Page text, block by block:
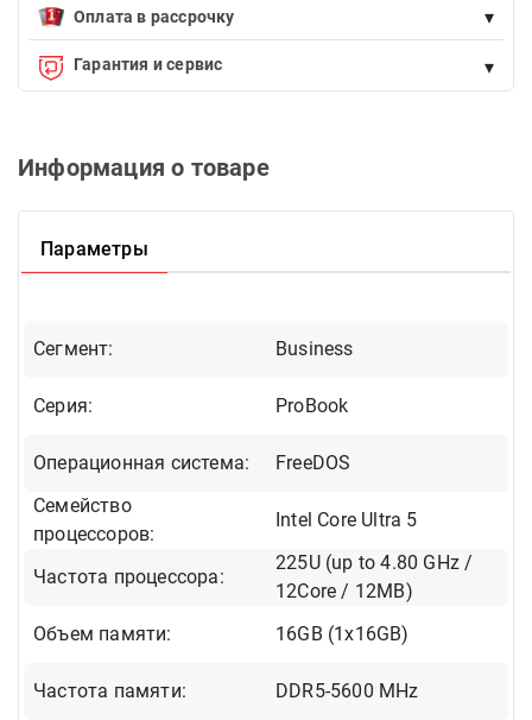
банковской картой.
Оплата в рассрочку ▾
qədər taksitlə əldə edə bilərsiniz.
Qeyd:
Гарантия и сервис ▾
Информация о товаре
Параметры
Сегмент: Business
Серия: ProBook
Операционная система:
FreeDOS
Семейство
процессоров:
Intel Core Ultra 5
Частота процессора:
225U (up to 4.80 GHz /
12Core / 12MB)
Объем памяти:
16GB (1x16GB)
Частота памяти:
DDR5-5600 MHz